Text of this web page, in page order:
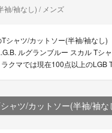
袖/袖なし) / メンズ
シャツ/カットソー(半袖/袖な
ルグランブルー スカル T
クマでは現在100点以上のLGB
ャツ/カットソー(半袖/袖な